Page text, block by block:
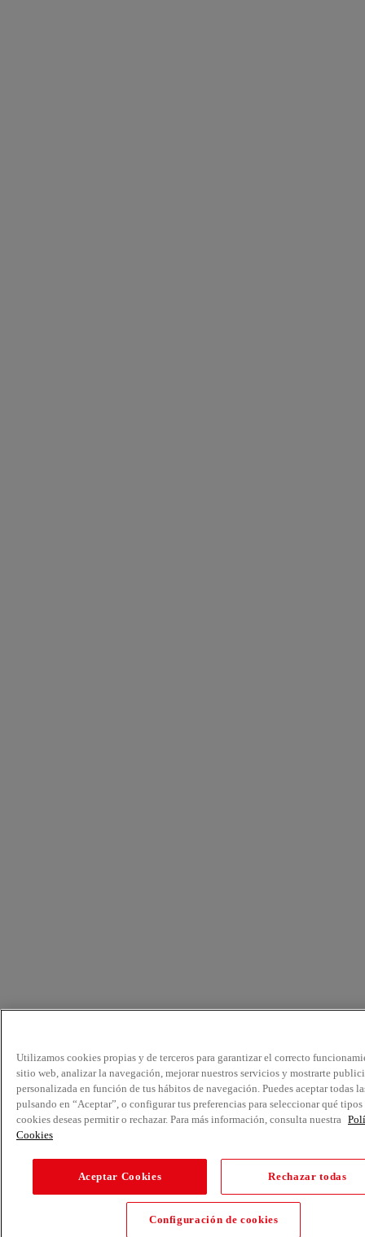
Utilizamos cookies propias y de terceros para garantizar el correcto
sitio web, analizar la navegación, mejorar nuestros servicios y mostrarte
personalizada en función de tus hábitos de navegación. Puedes aceptar todas
pulsando en “Aceptar”, o configurar tus preferencias para seleccionar qué tipos
cookies deseas permitir o rechazar. Para más información, consulta nuestra
Cookies
Aceptar Cookies Rechazar todas
Configuración de cookies